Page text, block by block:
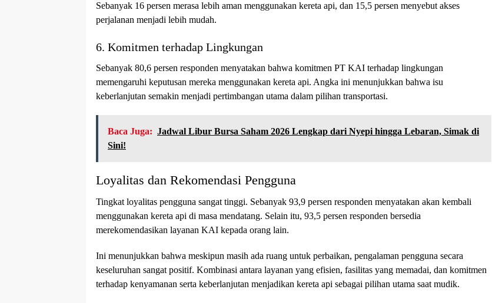
Sebanyak 16 persen merasa lebih aman menggunakan kereta api, dan 15,5 persen menyebut akses
perjalanan menjadi lebih mudah.
6. Komitmen terhadap Lingkungan
Sebanyak 80,6 persen responden menyatakan bahwa komitmen PT KAI terhadap lingkungan
memengaruhi keputusan mereka menggunakan kereta api. Angka ini menunjukkan bahwa isu
keberlanjutan semakin menjadi pertimbangan utama dalam pilihan transportasi.
Baca Juga: Jadwal Libur Bursa Saham 2026 Lengkap dari Nyepi hingga Lebaran, Simak di
Sini!
Loyalitas dan Rekomendasi Pengguna
Tingkat loyalitas pengguna sangat tinggi. Sebanyak 93,9 persen responden menyatakan akan kembali
menggunakan kereta api di masa mendatang. Selain itu, 93,5 persen responden bersedia
merekomendasikan layanan KAI kepada orang lain.
Ini menunjukkan bahwa meskipun masih ada ruang untuk perbaikan, pengalaman pengguna secara
keseluruhan sangat positif. Kombinasi antara layanan yang efisien, fasilitas yang memadai, dan komitmen
terhadap kenyamanan serta keberlanjutan menjadikan kereta api sebagai pilihan utama saat mudik.